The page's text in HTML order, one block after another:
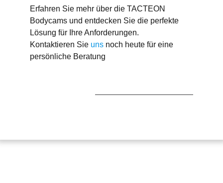
Erfahren Sie mehr über die TACTEON
Bodycams und entdecken Sie die perfekte
Lösung für Ihre Anforderungen.
Kontaktieren Sie uns noch heute für eine
persönliche Beratung